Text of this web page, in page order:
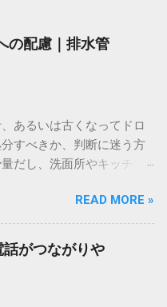
の配慮｜排水管
あるいは古くなってドロ
すべきか、判断に迷う方
だし、洗面所やキッチン
因となります。 墨汁は、
異なります。そのまま排
く、ご自宅の排水設備を
険です。この記事では、
処分するための手順と、
説します。 墨汁を「排水
READ MORE »
話がつながりや